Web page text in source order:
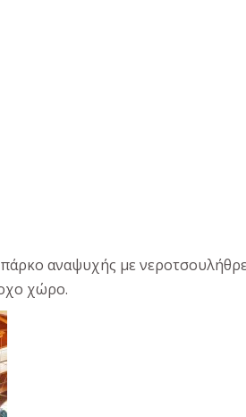
πάρκο αναψυχής με
χώρο.